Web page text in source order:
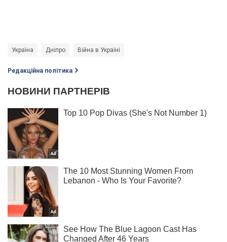
Україна Дніпро Війна в Україні
Редакційна політика